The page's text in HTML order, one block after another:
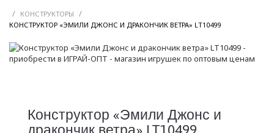
/ КОНСТРУКТОРЫ /
КОНСТРУКТОР «ЭМИЛИ ДЖОНС И ДРАКОНЧИК ВЕТРА» LT10499
Конструктор «Эмили Джонс и